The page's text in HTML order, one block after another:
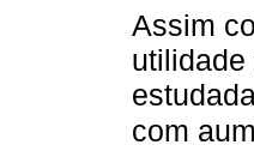
Assim
com